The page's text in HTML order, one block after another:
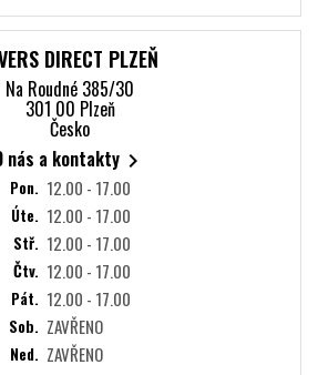
DIRECT PLZEŇ
Na Roudné 385/30
301 00 Plzeň
Česko
nás a kontakty 
Pon. 12.00 - 17.00
Úte. 12.00 - 17.00
Stř. 12.00 - 17.00
Čtv. 12.00 - 17.00
Pát. 12.00 - 17.00
Sob. ZAVŘENO
Ned. ZAVŘENO